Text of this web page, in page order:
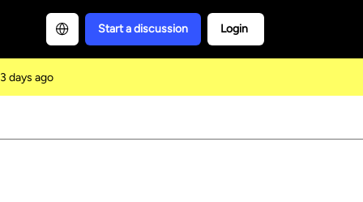
Start a discussion Login
days ago